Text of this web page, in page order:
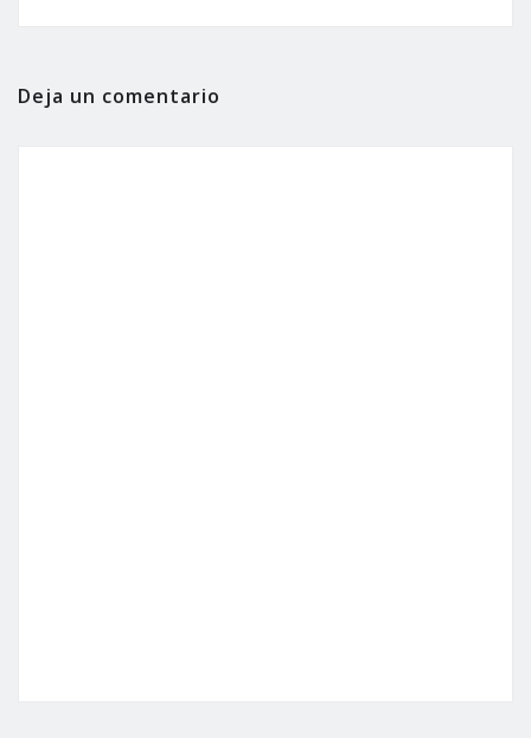
Deja un comentario